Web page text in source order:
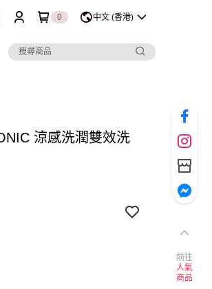
0 中文 (香港)
涼感洗潤雙效洗
前往
人氣
商品